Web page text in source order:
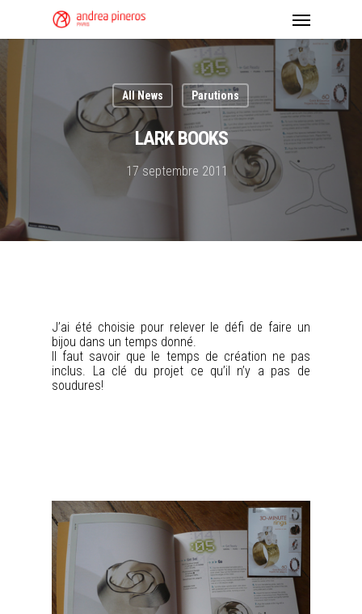
All News Parutions
LARK BOOKS
17 septembre 2011
J’ai été choisie pour relever le défi de faire un
bijou dans un temps donné.
Il faut savoir que le temps de création ne pas
inclus. La clé du projet ce qu’il n’y a pas de
soudures!